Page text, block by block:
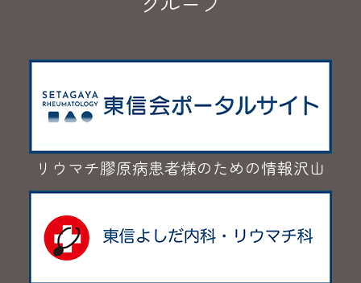
リウマチ膠原病患者様のための情報沢山